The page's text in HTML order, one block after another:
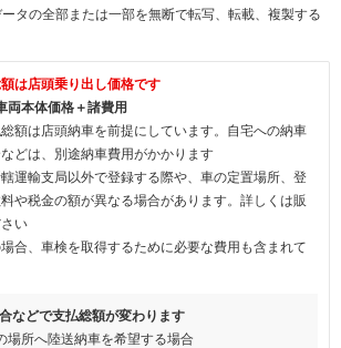
タの全部または一部を無断で転写、転載、複製する
は店頭乗り出し価格です
両本体価格＋諸費用
額は店頭納車を前提にしています。自宅への納車
どは、別途納車費用がかかります
運輸支局以外で登録する際や、車の定置場所、登
や税金の額が異なる場合があります。詳しくは販
い
合、車検を取得するために必要な費用も含まれて
などで支払総額が変わります
場所へ陸送納車を希望する場合